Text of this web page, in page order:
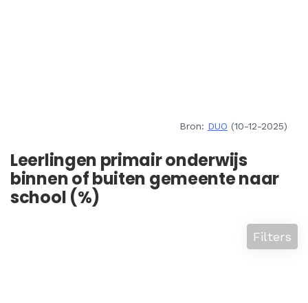
Bron: DUO (10-12-2025)
Leerlingen primair onderwijs
binnen of buiten gemeente naar
school (%)
Filters